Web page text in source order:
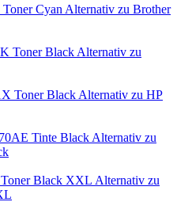
Alternativ zu Brother
Alternativ zu
Alternativ zu HP
Alternativ zu
Alternativ zu